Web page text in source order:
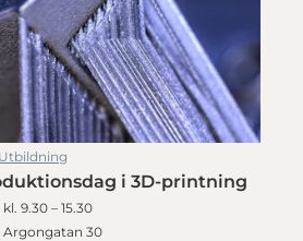
Utbildning
i 3D-printning
9.30 – 15.30
Argongatan 30